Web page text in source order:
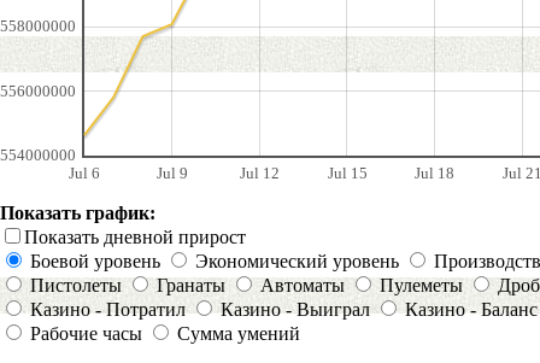
Jul 6 Jul 9 Jul 12 Jul 15 Jul 18 Jul
554000000
556000000
558000000
Показать график:
Показать дневной прирост
Боевой уровень
Экономический уровень
Пистолеты
Гранаты Автоматы Пулеметы
Казино - Потратил
Казино - Выиграл
Казино - Баланс
Рабочие часы
Сумма умений